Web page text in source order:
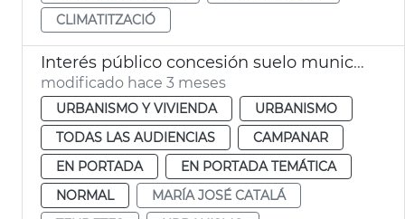
CLIMATITZACIÓ
Interés público concesión suelo municipal ampliación IVO
modificado hace 3 meses
URBANISMO Y VIVIENDA
URBANISMO
TODAS LAS AUDIENCIAS
CAMPANAR
EN PORTADA
EN PORTADA TEMÁTICA
NORMAL
MARÍA JOSÉ CATALÁ